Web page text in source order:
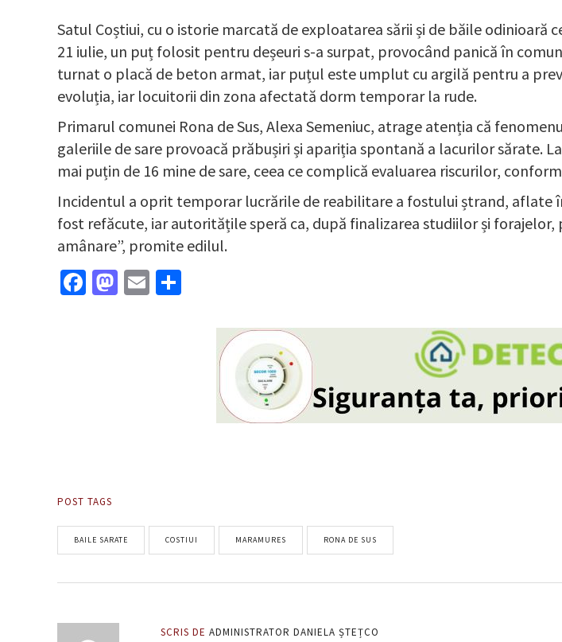
Satul Coștiui, cu o istorie marcată de exploatarea sării și de băile
21 iulie, un puț folosit pentru deșeuri s-a surpat, provocând panică în
turnat o placă de beton armat, iar puțul este umplut cu argilă pentru a
evoluția, iar locuitorii din zona afectată dorm temporar la rude.
Primarul comunei Rona de Sus, Alexa Semeniuc, atrage atenția că
galeriile de sare provoacă prăbușiri și apariția spontană a lacurilor sărate.
mai puțin de 16 mine de sare, ceea ce complică evaluarea riscurilor,
Incidentul a oprit temporar lucrările de reabilitare a fostului ștrand, aflate
fost refăcute, iar autoritățile speră ca, după finalizarea studiilor și forajelor,
amânare”, promite edilul.
Facebook
Mastodon
Email
POST TAGS
BAILE SARATE COSTIUI MARAMURES RONA DE SUS
SCRIS DE ADMINISTRATOR DANIELA ȘTEȚCO